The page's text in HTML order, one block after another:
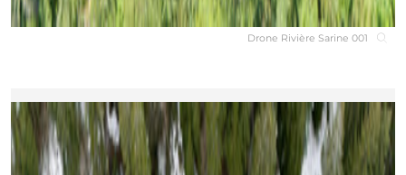
Drone Rivière Sarine 001